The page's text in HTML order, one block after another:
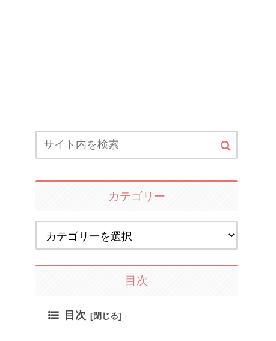
カテゴリー
目次
目次